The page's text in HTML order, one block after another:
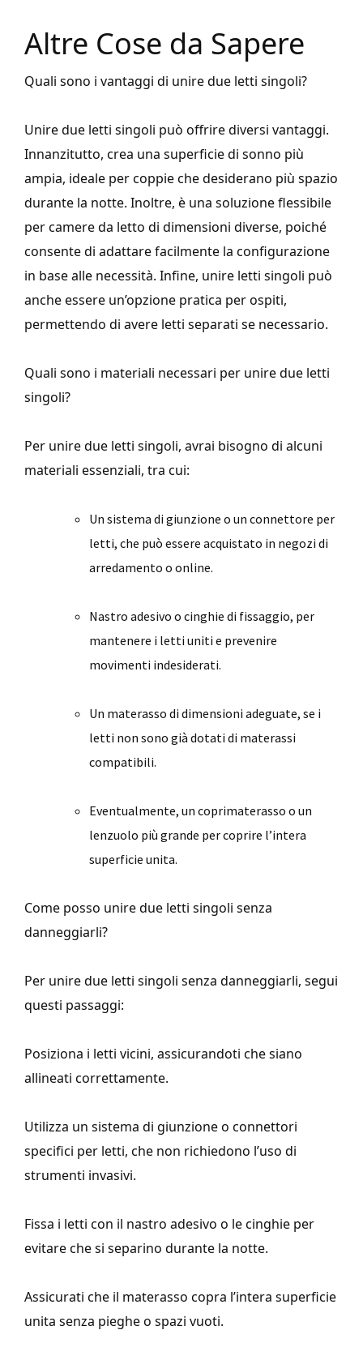
Altre Cose da Sapere
Quali sono i vantaggi di unire due letti singoli?
Unire due letti singoli può offrire diversi vantaggi.
Innanzitutto, crea una superficie di sonno più
ampia, ideale per coppie che desiderano più spazio
durante la notte. Inoltre, è una soluzione flessibile
per camere da letto di dimensioni diverse, poiché
consente di adattare facilmente la configurazione
in base alle necessità. Infine, unire letti singoli può
anche essere un’opzione pratica per ospiti,
permettendo di avere letti separati se necessario.
Quali sono i materiali necessari per unire due letti
singoli?
Per unire due letti singoli, avrai bisogno di alcuni
materiali essenziali, tra cui:
Un sistema di giunzione o un connettore per
letti, che può essere acquistato in negozi di
arredamento o online.
Nastro adesivo o cinghie di fissaggio, per
mantenere i letti uniti e prevenire
movimenti indesiderati.
Un materasso di dimensioni adeguate, se i
letti non sono già dotati di materassi
compatibili.
Eventualmente, un coprimaterasso o un
lenzuolo più grande per coprire l’intera
superficie unita.
Come posso unire due letti singoli senza
danneggiarli?
Per unire due letti singoli senza danneggiarli, segui
questi passaggi:
Posiziona i letti vicini, assicurandoti che siano
allineati correttamente.
Utilizza un sistema di giunzione o connettori
specifici per letti, che non richiedono l’uso di
strumenti invasivi.
Fissa i letti con il nastro adesivo o le cinghie per
evitare che si separino durante la notte.
Assicurati che il materasso copra l’intera superficie
unita senza pieghe o spazi vuoti.